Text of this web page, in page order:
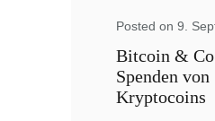
Posted on 9.
Bitcoin &
Spenden von
Kryptocoins